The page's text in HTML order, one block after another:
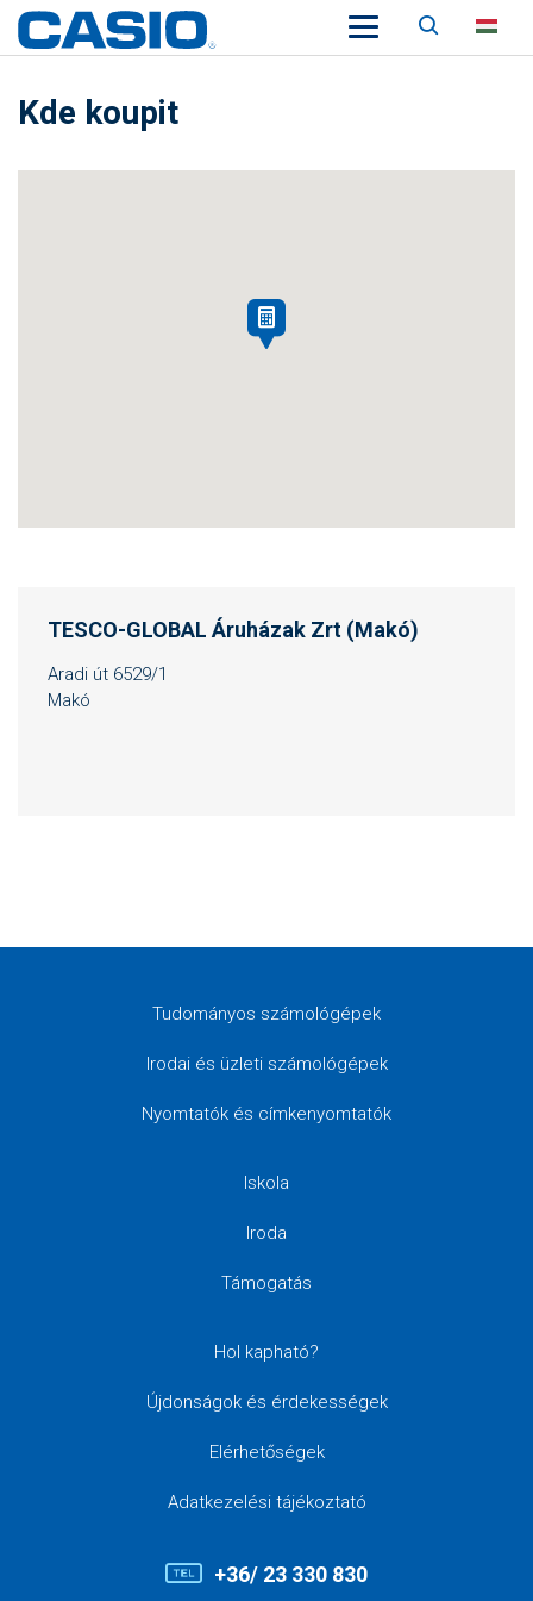
Keresés
Kde koupit
TESCO-GLOBAL Áruházak Zrt (Makó)
Aradi út 6529/1
Makó
Tudományos számológépek
Irodai és üzleti számológépek
Nyomtatók és címkenyomtatók
Iskola
Iroda
Támogatás
Hol kapható?
Újdonságok és érdekességek
Elérhetőségek
Adatkezelési tájékoztató
+36/ 23 330 830